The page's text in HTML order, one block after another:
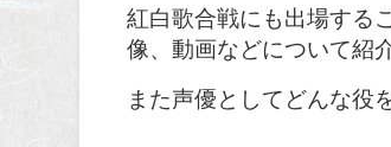
紅白歌合戦にも出場する
像、動画などについて紹
また声優としてどんな役